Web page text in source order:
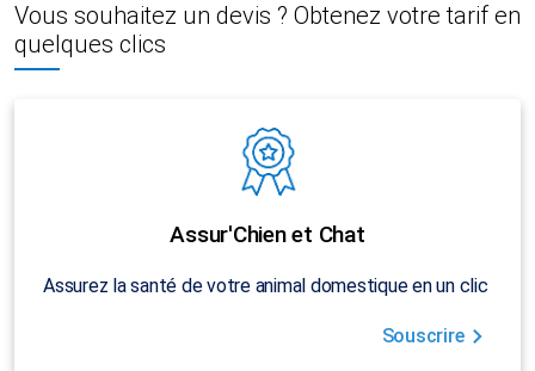
Vous souhaitez un devis ? Obtenez votre tarif en
quelques clics
Assur'Chien et Chat
Assurez la santé de votre animal domestique en un clic
Souscrire